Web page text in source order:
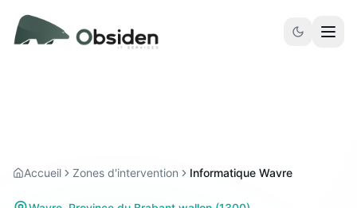
Accueil Zones d'intervention Informatique Wavre